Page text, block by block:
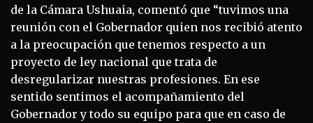
de la Cámara Ushuaia, comentó que “tuvimos una
reunión con el Gobernador quien nos recibió atento
a la preocupación que tenemos respecto a un
proyecto de ley nacional que trata de
desregularizar nuestras profesiones. En ese
sentido sentimos el acompañamiento del
Gobernador y todo su equipo para que en caso de